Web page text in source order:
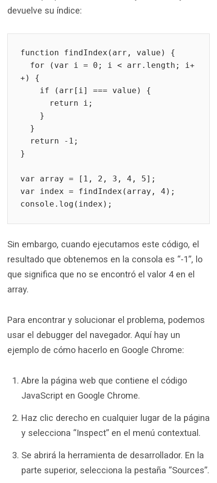
devuelve su índice:
function findIndex(arr, value) {
+) {
}
var array = [1, 2, 3, 4, 5];
var index = findIndex(array, 4);
console.log(index);
Sin embargo, cuando ejecutamos este código, el
resultado que obtenemos en la consola es “-1”, lo
que significa que no se encontró el valor 4 en el
array.
Para encontrar y solucionar el problema, podemos
usar el debugger del navegador. Aquí hay un
ejemplo de cómo hacerlo en Google Chrome:
Abre la página web que contiene el código
JavaScript en Google Chrome.
Haz clic derecho en cualquier lugar de la página
y selecciona “Inspect” en el menú contextual.
Se abrirá la herramienta de desarrollador. En la
parte superior, selecciona la pestaña “Sources”.